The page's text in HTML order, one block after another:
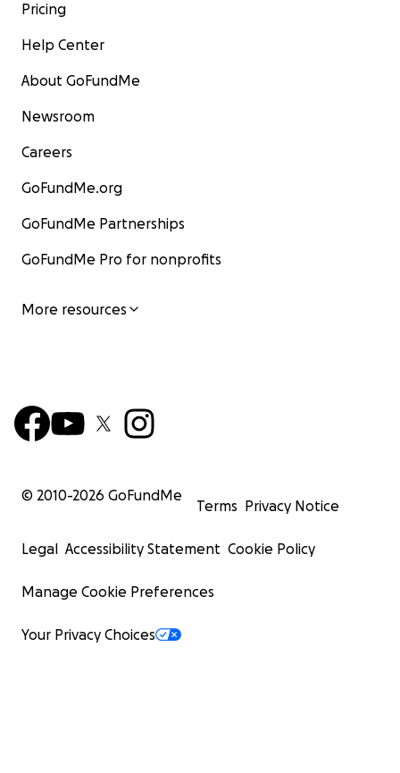
Pricing
Help Center
About GoFundMe
Newsroom
Careers
GoFundMe.org
GoFundMe Partnerships
GoFundMe Pro for nonprofits
More resources
© 2010-2026 GoFundMe
Terms Privacy Notice
Legal Accessibility Statement Cookie Policy
Manage Cookie Preferences
Your Privacy Choices